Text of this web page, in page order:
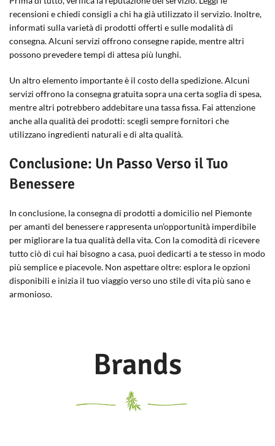
recensioni e chiedi consigli a chi ha già utilizzato il servizio. Inoltre,
informati sulla varietà di prodotti offerti e sulle modalità di
consegna. Alcuni servizi offrono consegne rapide, mentre altri
possono prevedere tempi di attesa più lunghi.
Un altro elemento importante è il costo della spedizione. Alcuni
servizi offrono la consegna gratuita sopra una certa soglia di spesa,
mentre altri potrebbero addebitare una tassa fissa. Fai attenzione
anche alla qualità dei prodotti: scegli sempre fornitori che
utilizzano ingredienti naturali e di alta qualità.
Conclusione: Un Passo Verso il Tuo
Benessere
In conclusione, la consegna di prodotti a domicilio nel Piemonte
per amanti del benessere rappresenta un’opportunità imperdibile
per migliorare la tua qualità della vita. Con la comodità di ricevere
tutto ciò di cui hai bisogno a casa, puoi dedicarti a te stesso in modo
più semplice e piacevole. Non aspettare oltre: esplora le opzioni
disponibili e inizia il tuo viaggio verso uno stile di vita più sano e
armonioso.
Brands